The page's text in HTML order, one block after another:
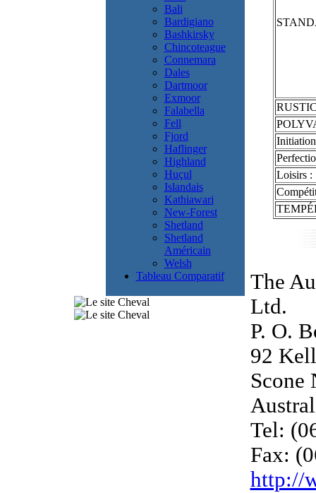
Bali
Bardigiano
Bashkirsky
Chincoteague
Connemara
Dales
Dartmoor
Exmoor
Falabella
Fell
Fjord
Haflinger
Highland
Huçul
Islandais
Kathiawari
New-Forest
Shetland
Shetland
Américain
Welsh
Tableau Comparatif
Loisirs :
The
Ltd.
P. O.
92
Scone
Tel:
Fax:
http://